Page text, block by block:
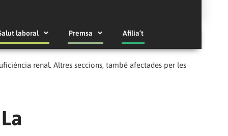
laboral Premsa Afilia’t
renal. Altres seccions, també afectades per les